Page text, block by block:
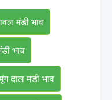
मंडी भाव
भाव
दाल मंडी भाव